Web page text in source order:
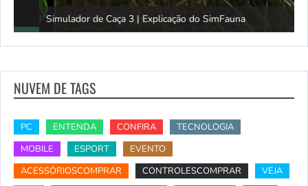
Simulador de Caça 3 | Explicação do SimFauna
NUVEM DE TAGS
PC ENTENDA CONFIRA
TECNOLOGIA
MOBILE
ESPORT
EVENTO
ACESSÓRIOSCOMPRAR
CONTROLESCOMPRAR
VEJA